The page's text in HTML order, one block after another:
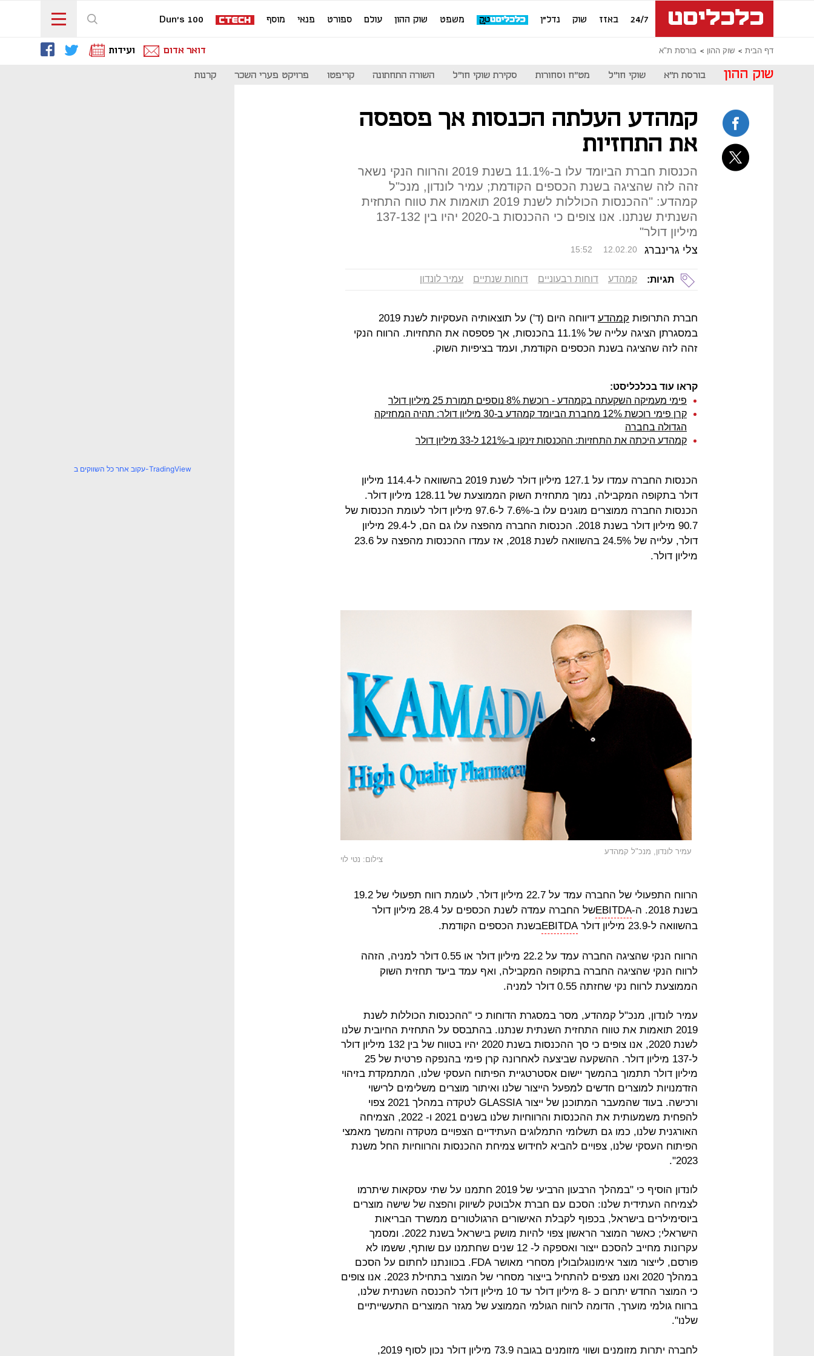
24/7 באזז שוק נדל"ן משפט שוק ההון עולם ספורט פנאי מוסף Dun's 100
דף הבית שוק ההון בורסת ת"א דואר אדום ועידות
שוק ההון בורסת ת"א שוקי חו"ל מט"ח וסחורות סקירת שוקי חו"ל השורה התחתונה קריפטו פרויקט פערי השכר קרנות
קמהדע העלתה הכנסות אך פספסה
את התחזיות
הכנסות חברת הביומד עלו ב-11.1% בשנת 2019 והרווח הנקי נשאר
זהה לזה שהציגה בשנת הכספים הקודמת; עמיר לונדון, מנכ"ל
קמהדע: "ההכנסות הכוללות לשנת 2019 תואמות את טווח התחזית
השנתית שנתנו. אנו צופים כי ההכנסות ב-2020 יהיו בין 137-132
מיליון דולר"
צלי גרינברג 15:52 12.02.20
תגיות: קמהדע דוחות רבעוניים דוחות שנתיים עמיר לונדון
חברת התרופות קמהדע
דיווחה היום (ד') על תוצאותיה העסקיות לשנת 2019
במסגרתן הציגה עלייה של 11.1% בהכנסות, אך פספסה את התחזיות. הרווח הנקי
זהה לזה שהציגה בשנת הכספים הקודמת, ועמד בציפיות השוק.
קראו עוד בכלכליסט:
פימי מעמיקה השקעתה בקמהדע - רוכשת 8% נוספים תמורת 25 מיליון דולר
קרן פימי רוכשת 12% מחברת הביומד קמהדע ב-30 מיליון דולר: תהיה המחזיקה
הגדולה בחברה
קמהדע היכתה את התחזיות: ההכנסות זינקו ב-121% ל-33 מיליון דולר
הכנסות החברה עמדו על 127.1 מיליון דולר לשנת 2019 בהשוואה ל-114.4 מיליון
דולר בתקופה המקבילה, נמוך מתחזית השוק הממוצעת של 128.11 מיליון דולר.
הכנסות החברה ממוצרים מוגנים עלו ב-7.6% ל-97.6 מיליון דולר לעומת הכנסות של
90.7 מיליון דולר בשנת 2018. הכנסות החברה מהפצה עלו גם הם, ל-29.4 מיליון
דולר, עלייה של 24.5% בהשוואה לשנת 2018, אז עמדו ההכנסות מהפצה על 23.6
מיליון דולר.
עמיר לונדון, מנכ"ל קמהדע
צילום: נטי לוי
הרווח התפעולי של החברה עמד על 22.7 מיליון דולר, לעומת רווח תפעולי של 19.2
בשנת 2018. ה-
EBITDA
של החברה עמדה לשנת הכספים על 28.4 מיליון דולר
בהשוואה ל-23.9 מיליון דולר
EBITDAבשנת הכספים הקודמת.
הרווח הנקי שהציגה החברה עמד על 22.2 מיליון דולר או 0.55 דולר למניה, הזהה
לרווח הנקי שהציגה החברה בתקופה המקבילה, ואף עמד ביעד תחזית השוק
הממוצעת לרווח נקי שחזתה 0.55 דולר למניה.
עמיר לונדון, מנכ"ל קמהדע, מסר במסגרת הדוחות כי "ההכנסות הכוללות לשנת
2019 תואמות את טווח התחזית השנתית שנתנו. בהתבסס על התחזית החיובית שלנו
לשנת 2020, אנו צופים כי סך ההכנסות בשנת 2020 יהיו בטווח של בין 132 מיליון דולר
ל-137 מיליון דולר. ההשקעה שביצעה לאחרונה קרן פימי בהנפקה פרטית של 25
מיליון דולר תתמוך בהמשך יישום אסטרטגיית הפיתוח העסקי שלנו, המתמקדת בזיהוי
הזדמנויות למוצרים חדשים למפעל הייצור שלנו ואיתור מוצרים משלימים לרישוי
ורכישה. בעוד שהמעבר המתוכנן של ייצור GLASSIA לטקדה במהלך 2021 צפוי
להפחית משמעותית את ההכנסות והרווחיות שלנו בשנים 2021 ו- 2022, הצמיחה
האורגנית שלנו, כמו גם תשלומי התמלוגים העתידיים הצפויים מטקדה והמשך מאמצי
הפיתוח העסקי שלנו, צפויים להביא לחידוש צמיחת ההכנסות והרווחיות החל משנת
2023".
לונדון הוסיף כי "במהלך הרבעון הרביעי של 2019 חתמנו על שתי עסקאות שיתרמו
לצמיחה העתידית שלנו: הסכם עם חברת אלבוטק לשיווק והפצה של שישה מוצרים
ביוסימילרים בישראל, בכפוף לקבלת האישורים הרגולטורים ממשרד הבריאות
הישראלי; כאשר המוצר הראשון צפוי להיות מושק בישראל בשנת 2022. ומסמך
עקרונות מחייב להסכם ייצור ואספקה ל- 12 שנים שחתמנו עם שותף, ששמו לא
פורסם, לייצור מוצר אימונוגלובולין מסחרי מאושר FDA. בכוונתנו לחתום על הסכם
במהלך 2020 ואנו מצפים להתחיל בייצור מסחרי של המוצר בתחילת 2023. אנו צופים
כי המוצר החדש יתרום כ -8 מיליון דולר עד 10 מיליון דולר להכנסה השנתית שלנו,
ברווח גולמי מוערך, הדומה לרווח הגולמי הממוצע של מגזר המוצרים התעשייתיים
שלנו".
לחברה יתרות מזומנים ושווי מזומנים בגובה 73.9 מיליון דולר נכון לסוף 2019,
עקוב אחר כל השווקים ב-TradingView